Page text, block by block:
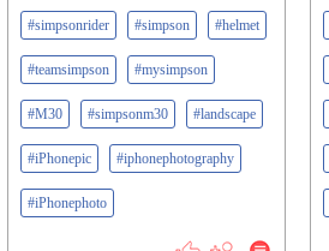
#simpsonrider #simpson #helmet
#teamsimpson #mysimpson
#M30 #simpsonm30 #landscape
#iPhonepic #iphonephotography
#iPhonephoto